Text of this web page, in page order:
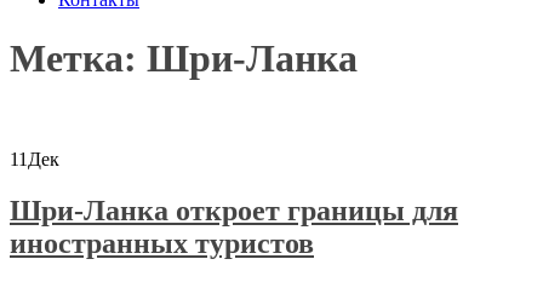
Метка: Шри-Ланка
11 Дек
Шри-Ланка откроет границы для
иностранных туристов